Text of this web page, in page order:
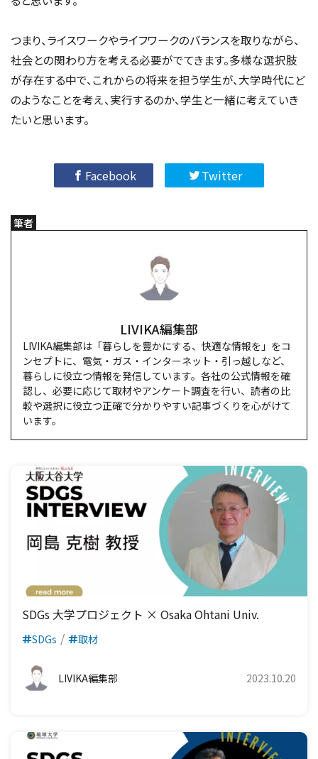
つまり、ライスワークやライフワークのバランスを取りながら、
社会との関わり方を考える必要がでてきます。多様な選択肢
が存在する中で、これからの将来を担う学生が、大学時代にど
のようなことを考え、実行するのか、学生と一緒に考えていき
たいと思います。
Facebook Twitter
筆者
LIVIKA編集部
LIVIKA編集部は「暮らしを豊かにする、快適な情報を」をコ
ンセプトに、電気・ガス・インターネット・引っ越しなど、
暮らしに役立つ情報を発信しています。各社の公式情報を確
認し、必要に応じて取材やアンケート調査を行い、読者の比
較や選択に役立つ正確で分かりやすい記事づくりを心がけて
います。
SDGs 大学プロジェクト × Osaka Ohtani Univ.
SDGs 取材
LIVIKA編集部 2023.10.20